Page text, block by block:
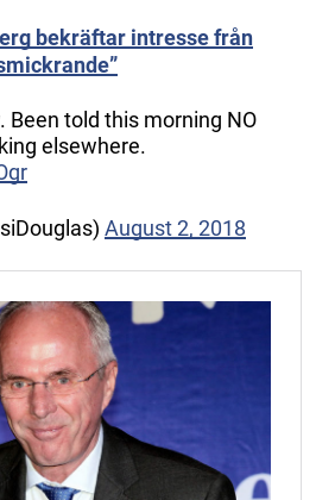
bekräftar intresse från
Been told this morning NO
elsewhere.
August 2, 2018